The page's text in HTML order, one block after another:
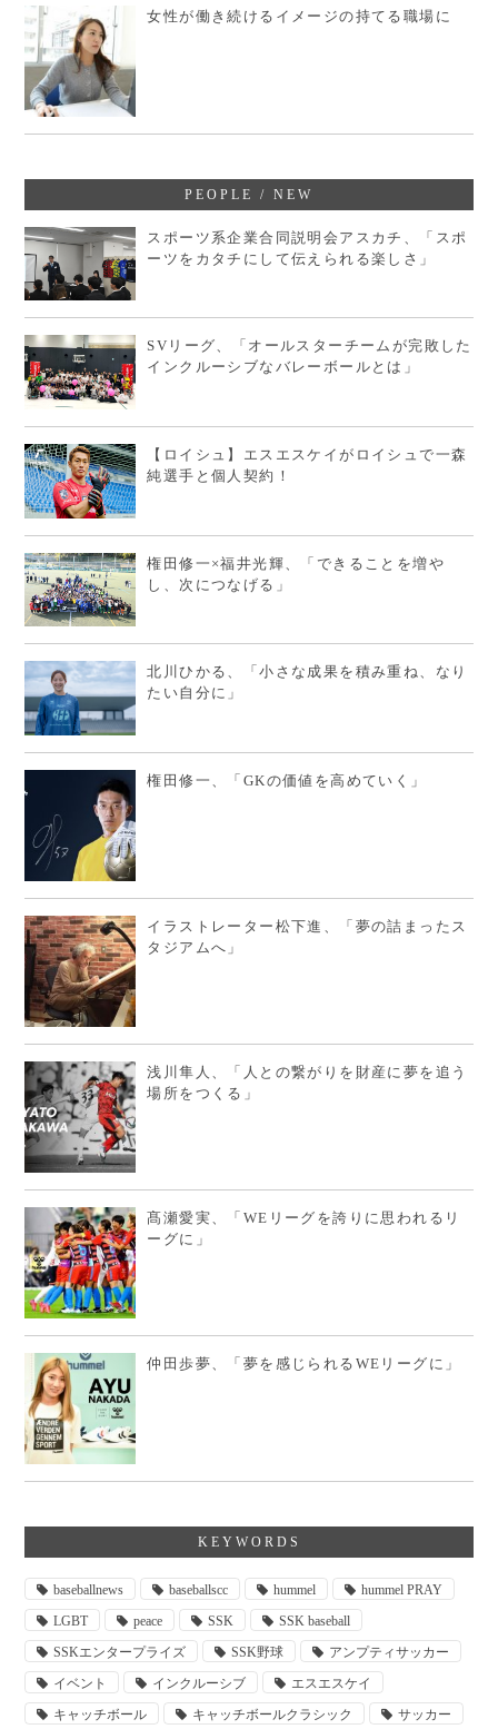
女性が働き続けるイメージの持てる職場に
PEOPLE / NEW
スポーツ系企業合同説明会アスカチ、「スポ
ーツをカタチにして伝えられる楽しさ」
SVリーグ、「オールスターチームが完敗した
インクルーシブなバレーボールとは」
【ロイシュ】エスエスケイがロイシュで一森
純選手と個人契約！
権田修一×福井光輝、「できることを増や
し、次につなげる」
北川ひかる、「小さな成果を積み重ね、なり
たい自分に」
権田修一、「GKの価値を高めていく」
イラストレーター松下進、「夢の詰まったス
タジアムへ」
浅川隼人、「人との繋がりを財産に夢を追う
場所をつくる」
髙瀬愛実、「WEリーグを誇りに思われるリ
ーグに」
仲田歩夢、「夢を感じられるWEリーグに」
KEYWORDS
baseballnews baseballscc hummel
hummel PRAY
LGBT
peace SSK
SSK baseball
SSKエンタープライズ
SSK野球
アンプティサッカー
イベント
インクルーシブ
エスエスケイ
キャッチボール
キャッチボールクラシック
サッカー